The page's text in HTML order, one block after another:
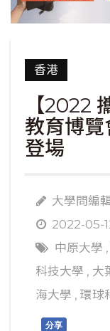
香港
【2022
教育博
登場
大學問編
2022-05-
中原大學 ,
科技大學 , 大
海大學 , 環球
分享